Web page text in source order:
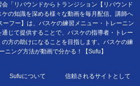
「リバウンドからトランジション【リバウンド
の知識を深める様々な動画を毎月配信。講師へ
ーフー】は、バスケの練習メニュー・トレーニン
じて提供することで、バスケの指導者・トレー
方の助けになることを目指します。バスケの練
ニング方法が動画で分かる！【Sufu】
Sufuについて 信頼されるサイトとして